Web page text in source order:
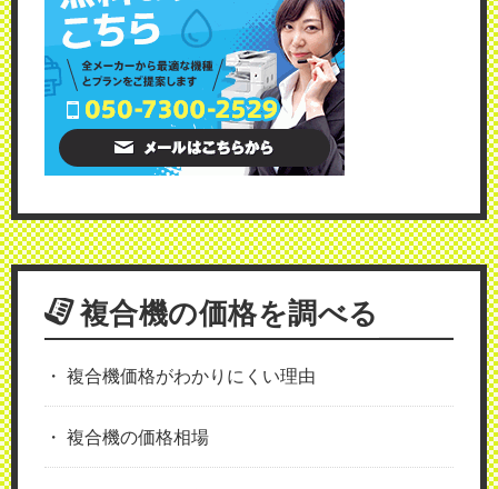
複合機の価格を調べる
複合機価格がわかりにくい理由
複合機の価格相場